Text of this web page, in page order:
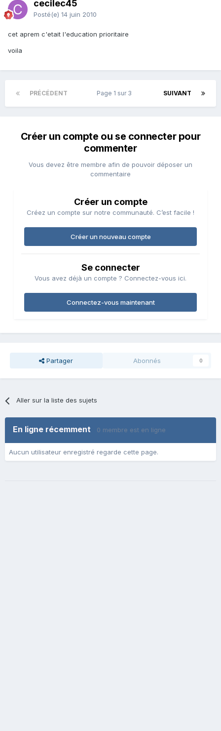
cecilec45
Posté(e) 14 juin 2010
cet aprem c'etait l'education prioritaire
voila
PRÉCÉDENT SUIVANT
Page 1 sur 3
Créer un compte ou se connecter pour
commenter
Vous devez être membre afin de pouvoir déposer un
commentaire
Créer un compte
Créez un compte sur notre communauté. C’est facile !
Créer un nouveau compte
Se connecter
Vous avez déjà un compte ? Connectez-vous ici.
Connectez-vous maintenant
Partager Abonnés 0
Aller sur la liste des sujets
En ligne récemment 0 membre est en ligne
Aucun utilisateur enregistré regarde cette page.